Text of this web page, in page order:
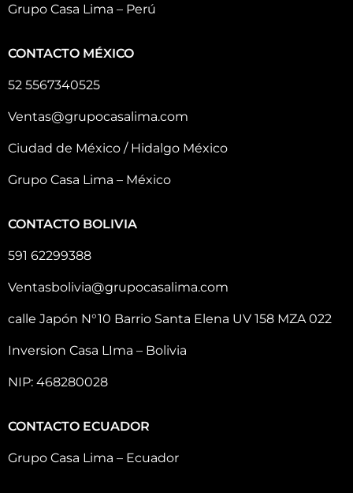
Grupo Casa Lima – Perú
CONTACTO MÉXICO
52 5567340525
Ventas@grupocasalima.com
Ciudad de México / Hidalgo México
Grupo Casa Lima – México
CONTACTO BOLIVIA
591 62299388
Ventasbolivia@grupocasalima.com
calle Japón N°10 Barrio Santa Elena UV 158 MZA 022
Inversion Casa LIma – Bolivia
NIP: 468280028
CONTACTO ECUADOR
Grupo Casa Lima – Ecuador